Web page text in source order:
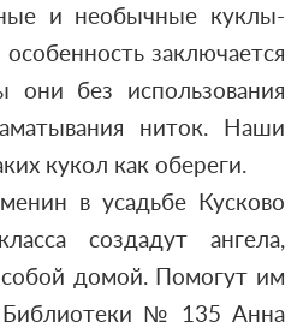
и необычные куклы-
заключается
без использования
ниток. Наши
кукол как обереги.
в усадьбе Кусково
создадут ангела,
собой домой. Помогут им
Библиотеки № 135 Анна